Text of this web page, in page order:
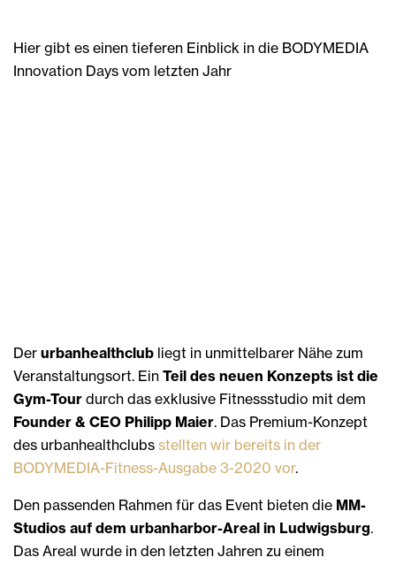
Hier gibt es einen tieferen Einblick in die BODYMEDIA
Innovation Days vom letzten Jahr
Der urbanhealthclub liegt in unmittelbarer Nähe zum
Veranstaltungsort. Ein Teil des neuen Konzepts ist die
Gym-Tour durch das exklusive Fitnessstudio mit dem
Founder & CEO Philipp Maier. Das Premium-Konzept
des urbanhealthclubs stellten wir bereits in der
BODYMEDIA-Fitness-Ausgabe 3-2020 vor.
Den passenden Rahmen für das Event bieten die MM-
Studios auf dem urbanharbor-Areal in Ludwigsburg.
Das Areal wurde in den letzten Jahren zu einem